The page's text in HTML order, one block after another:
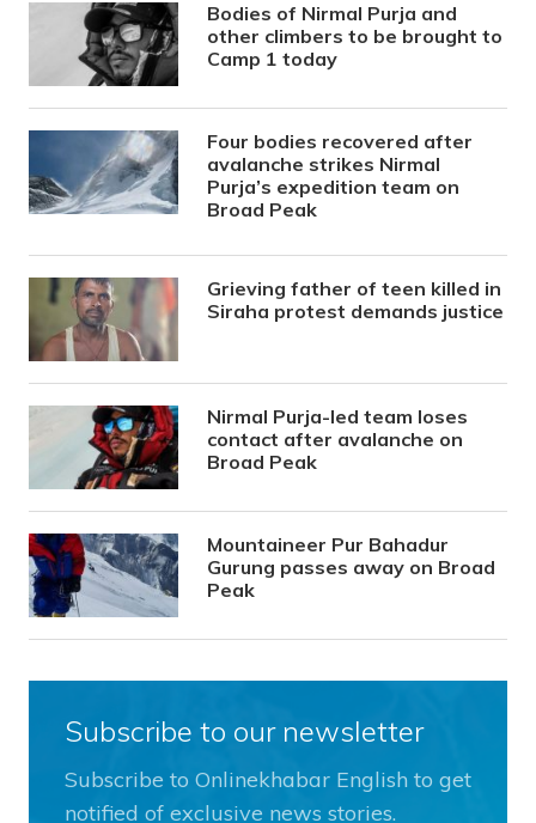
Bodies of Nirmal Purja and
other climbers to be brought to
Camp 1 today
Four bodies recovered after
avalanche strikes Nirmal
Purja’s expedition team on
Broad Peak
Grieving father of teen killed in
Siraha protest demands justice
Nirmal Purja-led team loses
contact after avalanche on
Broad Peak
Mountaineer Pur Bahadur
Gurung passes away on Broad
Peak
Subscribe to our newsletter
Subscribe to Onlinekhabar English to get
notified of exclusive news stories.